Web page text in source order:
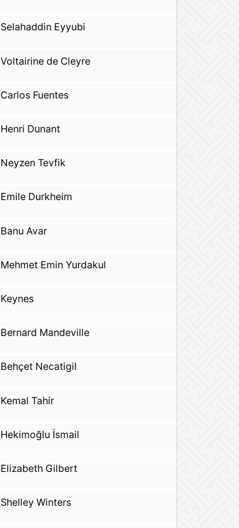
Selahaddin Eyyubi
Voltairine de Cleyre
Carlos Fuentes
Henri Dunant
Neyzen Tevfik
Emile Durkheim
Banu Avar
Mehmet Emin Yurdakul
Keynes
Bernard Mandeville
Behçet Necatigil
Kemal Tahir
Hekimoğlu İsmail
Elizabeth Gilbert
Shelley Winters